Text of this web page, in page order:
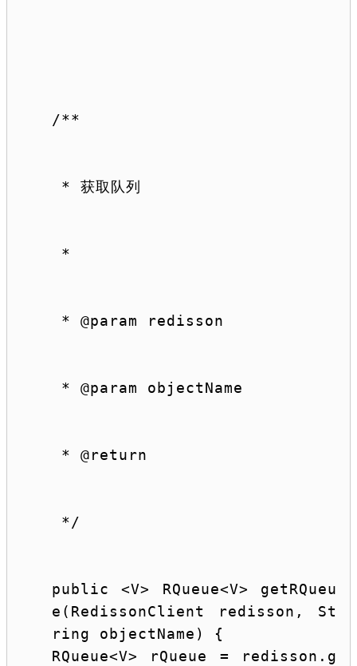
/**
* 获取队列
*
* @param redisson
* @param objectName
* @return
*/
public <V> RQueue<V> getRQueu
e(RedissonClient redisson, St
ring objectName) {
RQueue<V> rQueue = redisson.g